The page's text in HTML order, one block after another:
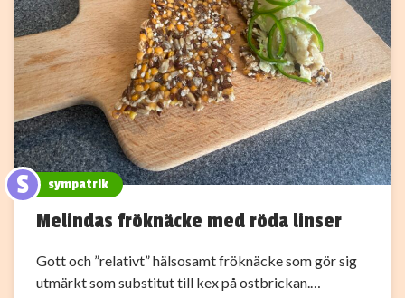
S sympatrik
Melindas fröknäcke med röda linser
Gott och ”relativt” hälsosamt fröknäcke som gör sig
utmärkt som substitut till kex på ostbrickan.…